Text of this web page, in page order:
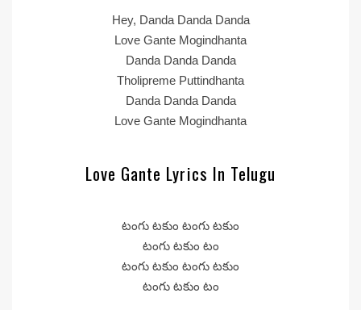
Hey, Danda Danda Danda
Love Gante Mogindhanta
Danda Danda Danda
Tholipreme Puttindhanta
Danda Danda Danda
Love Gante Mogindhanta
Love Gante Lyrics In Telugu
టంగు టకుం టంగు టకుం
టంగు టకుం టం
టంగు టకుం టంగు టకుం
టంగు టకుం టం